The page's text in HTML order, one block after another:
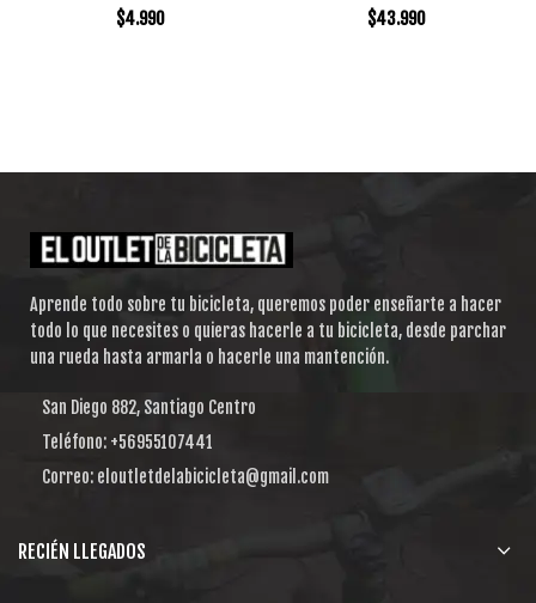
$4.990 $43.990
Aprende todo sobre tu bicicleta, queremos poder enseñarte a hacer
todo lo que necesites o quieras hacerle a tu bicicleta, desde parchar
una rueda hasta armarla o hacerle una mantención.
San Diego 882, Santiago Centro
Teléfono: +56955107441
Correo: eloutletdelabicicleta@gmail.com
RECIÉN LLEGADOS